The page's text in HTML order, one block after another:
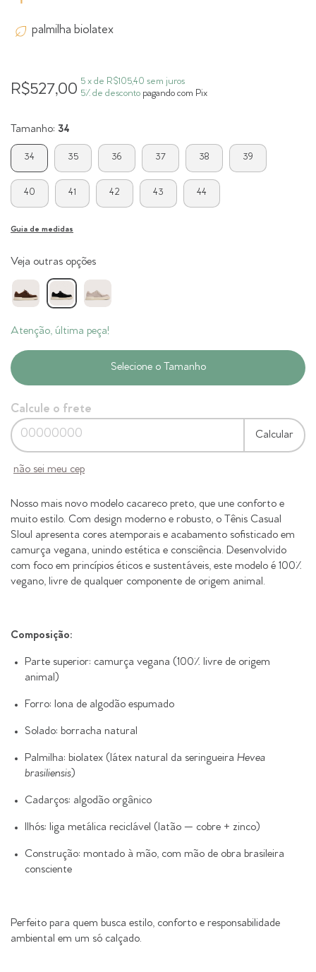
palmilha biolatex
R$527,00 5 x de R$105,40 sem juros
5% de desconto pagando com Pix
Tamanho: 34
34 35 36 37 38 39
40 41 42 43 44
Guia de medidas
Veja outras opções
Atenção, última peça!
Calcule o frete
Calcular
não sei meu cep
Nosso mais novo modelo cacareco preto, que une conforto e
muito estilo. Com design moderno e robusto, o Tênis Casual
Sloul apresenta cores atemporais e acabamento sofisticado em
camurça vegana, unindo estética e consciência. Desenvolvido
com foco em princípios éticos e sustentáveis, este modelo é 100%
vegano, livre de qualquer componente de origem animal.
Composição:
Parte superior: camurça vegana (100% livre de origem
animal)
Forro: lona de algodão espumado
Solado: borracha natural
Palmilha: biolatex (látex natural da seringueira Hevea
brasiliensis)
Cadarços: algodão orgânico
Ilhós: liga metálica reciclável (latão — cobre + zinco)
Construção: montado à mão, com mão de obra brasileira
consciente
Perfeito para quem busca estilo, conforto e responsabilidade
ambiental em um só calçado.